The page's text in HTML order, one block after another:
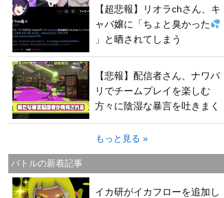
【超悲報】リオラchさん、キ
ャバ嬢に「ちょと臭かった
」と晒されてしまう
【悲報】配信者さん、ナワバ
リでチームプレイを楽しむ
方々に陰湿な暴言を吐きまく
ってしまう
もっと見る »
バトルの新着記事
イカ研がイカフローを追加し